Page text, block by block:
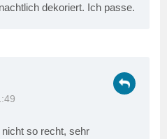
dekoriert. Ich passe.
so recht, sehr